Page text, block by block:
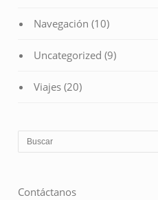
Navegación (10)
Uncategorized (9)
Viajes (20)
Contáctanos